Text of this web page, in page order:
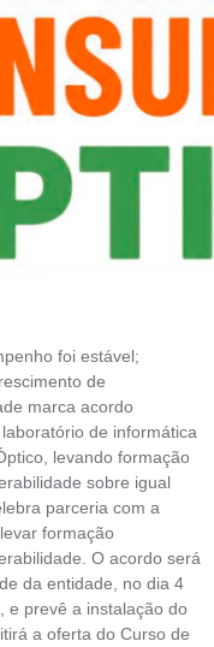
foi estável;
de
marca acordo
de informática
levando formação
sobre igual
parceria com a
formação
O acordo será
da entidade, no dia 4
e prevê a instalação do
a oferta do Curso de